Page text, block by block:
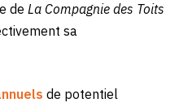
de La Compagnie des Toits
sa
de potentiel